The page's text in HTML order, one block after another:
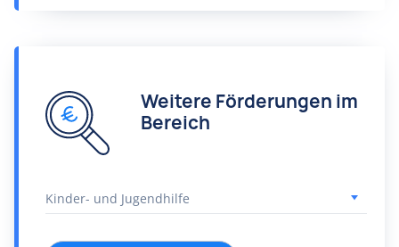
Weitere Förderungen im
Bereich